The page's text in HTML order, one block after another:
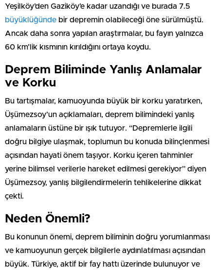
Yeşilköy’den Gaziköy’e kadar uzandığı ve burada 7.5
büyüklüğünde bir depremin olabileceği öne sürülmüştü.
Ancak daha sonra yapılan araştırmalar, bu fayın yalnızca
60 km’lik kısmının kırıldığını ortaya koydu.
Deprem Biliminde Yanlış Anlamalar
ve Korku
Bu tartışmalar, kamuoyunda büyük bir korku yaratırken,
Üşümezsoy’un açıklamaları, deprem bilimindeki yanlış
anlamaların üstüne bir ışık tutuyor. “Depremlerle ilgili
doğru bilgiye ulaşmak, toplumun bu konuda bilinçlenmesi
açısından hayati önem taşıyor. Korku içeren tahminler
yerine bilimsel verilerle hareket edilmesi gerekiyor” diyen
Üşümezsoy, yanlış bilgilendirmelerin tehlikelerine dikkat
çekti.
Neden Önemli?
Bu konunun önemi, deprem biliminin doğru yorumlanması
ve kamuoyunun gerçek bilgilerle aydınlatılması açısından
büyük. Türkiye, aktif bir fay hattı üzerinde bulunuyor ve